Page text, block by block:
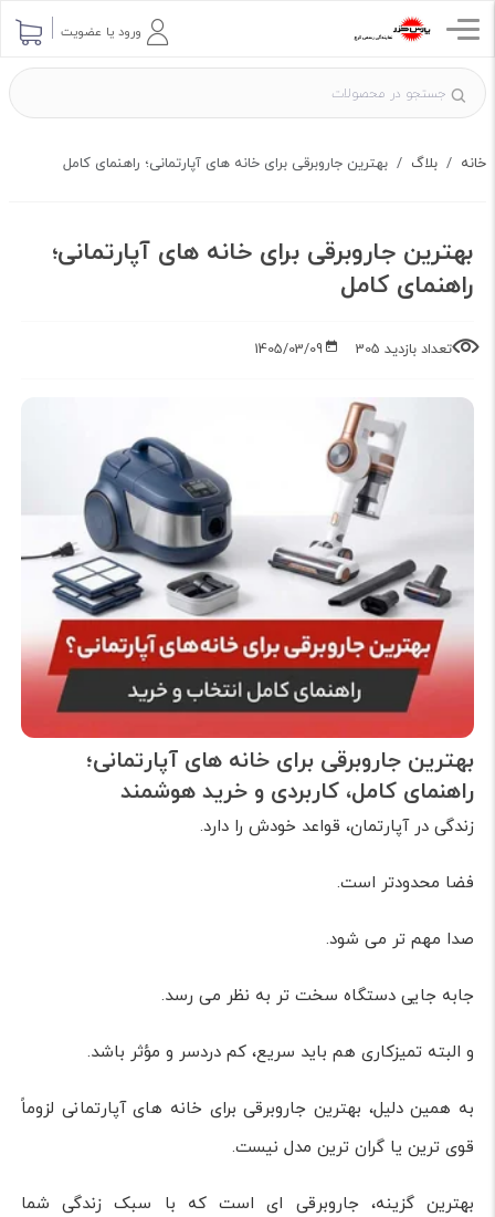
ورود یا عضویت
خانه بلاگ بهترین جاروبرقی برای خانه های آپارتمانی؛ راهنمای کامل
بهترین جاروبرقی برای خانه های آپارتمانی؛
راهنمای کامل
تعداد بازدید 305 1405/03/09
بهترین جاروبرقی برای خانه های آپارتمانی؛
راهنمای کامل، کاربردی و خرید هوشمند
زندگی در آپارتمان، قواعد خودش را دارد.
فضا محدودتر است.
صدا مهم تر می شود.
جابه جایی دستگاه سخت تر به نظر می رسد.
و البته تمیزکاری هم باید سریع، کم دردسر و مؤثر باشد.
به همین دلیل، بهترین جاروبرقی برای خانه های آپارتمانی لزوماً
قوی ترین یا گران ترین مدل نیست.
بهترین گزینه، جاروبرقی ای است که با سبک زندگی شما
ارسال پرسش